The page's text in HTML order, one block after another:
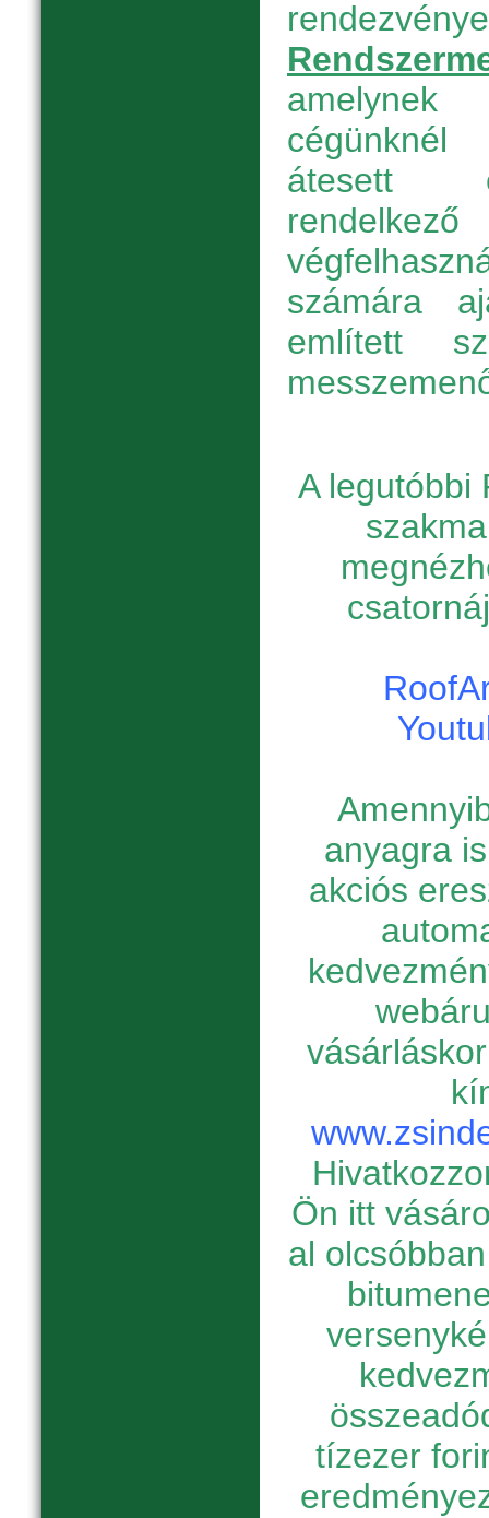
átesett
rendelkező
számára
említett
A legutóbbi
anyagra
akciós
Ön itt
al
tízezer